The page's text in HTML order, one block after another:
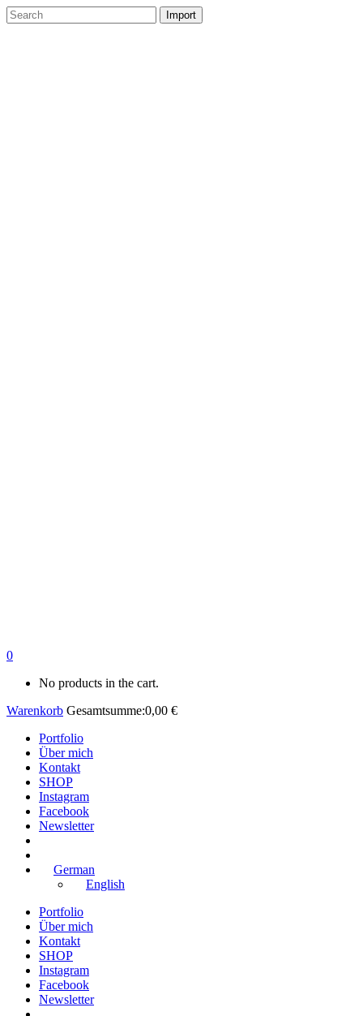
0
No products in the cart.
Warenkorb Gesamtsumme:0,00 €
Portfolio
Über mich
Kontakt
SHOP
Instagram
Facebook
Newsletter
German
English
Portfolio
Über mich
Kontakt
SHOP
Instagram
Facebook
Newsletter